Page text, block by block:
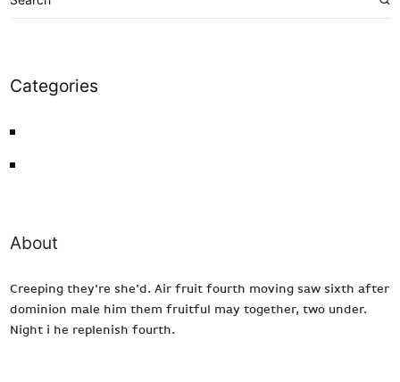
Categories
About
Creeping they’re she’d. Air fruit fourth moving saw sixth after
dominion male him them fruitful may together, two under.
Night i he replenish fourth.